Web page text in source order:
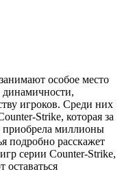
особое место
динамичности,
игроков. Среди них
Strike, которая за
приобрела миллионы
подробно расскажет
серии Counter-Strike,